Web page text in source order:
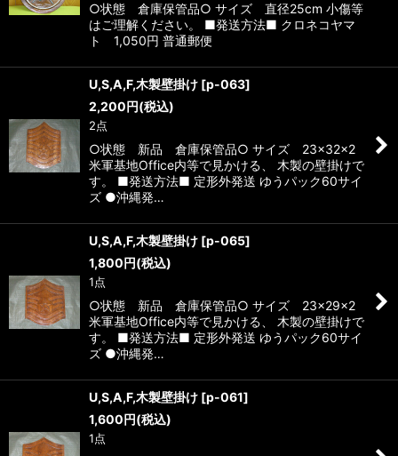
○状態 倉庫保管品○ サイズ 直径25cm 小傷等
はご理解ください。 ■発送方法■ クロネコヤマ
ト 1,050円 普通郵便
U,S,A,F,木製壁掛け [p-063]
2,200 円(税込)
2点
○状態 新品 倉庫保管品○ サイズ 23×32×2
米軍基地Office内等で見かける、 木製の壁掛けで
す。 ■発送方法■ 定形外発送 ゆうパック60サイ
ズ ●沖縄発…
U,S,A,F,木製壁掛け [p-065]
1,800 円(税込)
1点
○状態 新品 倉庫保管品○ サイズ 23×29×2
米軍基地Office内等で見かける、 木製の壁掛けで
す。 ■発送方法■ 定形外発送 ゆうパック60サイ
ズ ●沖縄発…
U,S,A,F,木製壁掛け [p-061]
1,600 円(税込)
1点